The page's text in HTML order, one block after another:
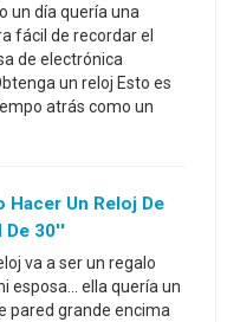
un día quería una
fácil de recordar el
de electrónica
un reloj Esto es
atrás como un
Hacer Un Reloj De
De 30''
va a ser un regalo
esposa... ella quería un
pared grande encima